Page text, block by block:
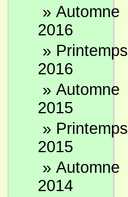
» Automne
2016
» Printemps
2016
» Automne
2015
» Printemps
2015
» Automne
2014